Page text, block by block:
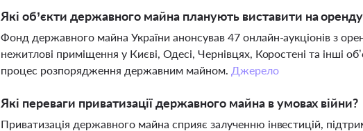
Які об’єкти державного майна планують виставити на
Фонд державного майна України анонсував 47 онлайн-аукціонів з
нежитлові приміщення у Києві, Одесі, Чернівцях, Коростені та інші
процес розпорядження державним майном. Джерело
Які переваги приватизації державного майна в умовах війни?
Приватизація державного майна сприяє залученню інвестицій,